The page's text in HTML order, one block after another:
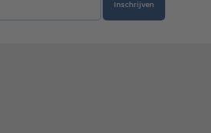
Inschrijven